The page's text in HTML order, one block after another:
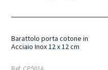
Barattolo porta cotone in
Acciaio Inox 12 x 12 cm